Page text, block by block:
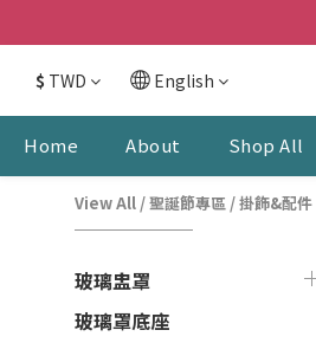
$ TWD English
Home About Shop All
View All /聖誕節專區 /掛飾&配件
玻璃盅罩
玻璃罩底座